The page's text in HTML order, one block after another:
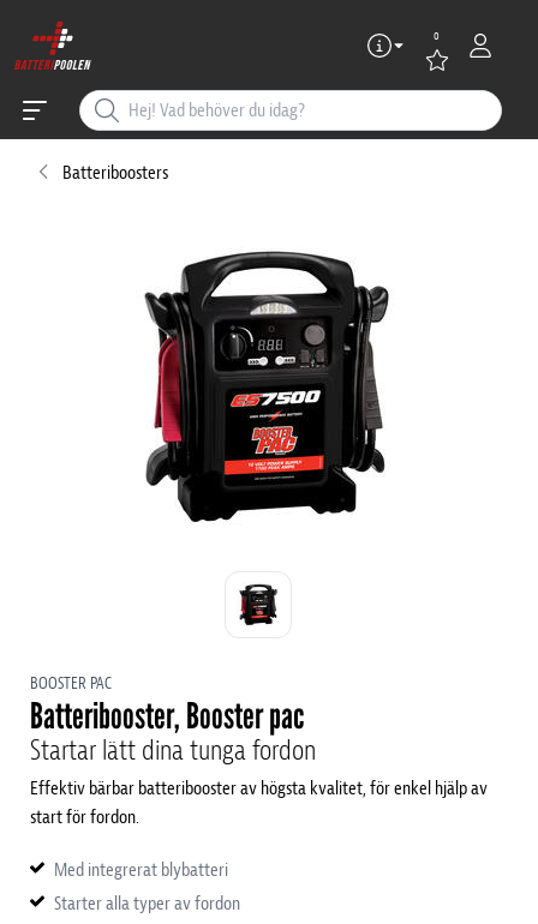
0
Batteriboosters
BOOSTER PAC
Batteribooster, Booster pac
Startar lätt dina tunga fordon
Effektiv bärbar batteribooster av högsta kvalitet, för enkel hjälp av
start för fordon.
Med integrerat blybatteri
Starter alla typer av fordon
BoosterPac ES7500